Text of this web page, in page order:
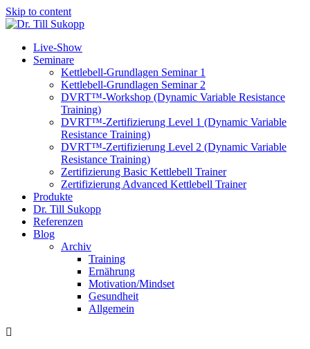
Skip to content
Live-Show
Seminare
Kettlebell-Grundlagen Seminar 1
Kettlebell-Grundlagen Seminar 2
DVRT™-Workshop (Dynamic Variable Resistance
Training)
DVRT™-Zertifizierung Level 1 (Dynamic Variable
Resistance Training)
DVRT™-Zertifizierung Level 2 (Dynamic Variable
Resistance Training)
Zertifizierung Basic Kettlebell Trainer
Zertifizierung Advanced Kettlebell Trainer
Produkte
Dr. Till Sukopp
Referenzen
Blog
Archiv
Training
Ernährung
Motivation/Mindset
Gesundheit
Allgemein